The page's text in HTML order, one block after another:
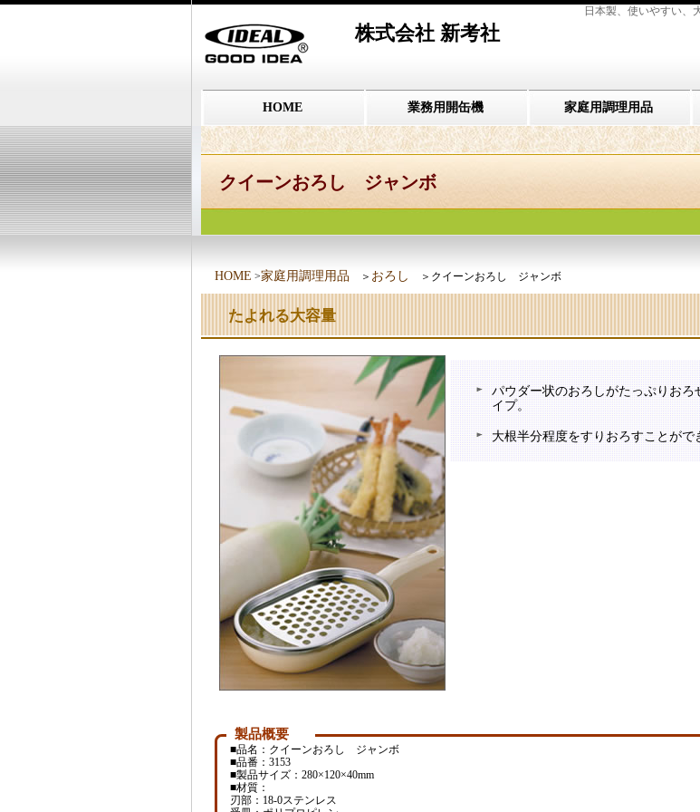
日本製、使いやすい
株式会社 新考社
HOME 業務用開缶機 家庭用調理用品
クイーンおろし ジャンボ
HOME >家庭用調理用品 ＞ おろし ＞クイーンおろし ジャンボ
たよれる大容量
パウダー状のおろしがたっぷりおろ
イプ。
大根半分程度をすりおろすことがで
製品概要
■品名：クイーンおろし ジャンボ
■品番：3153
■製品サイズ：280×120×40mm
■材質：
刃部：18-0ステンレス